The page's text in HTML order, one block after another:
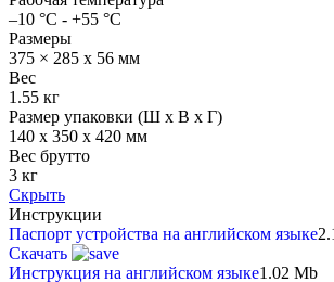
–10 °C - +55 °C
Размеры
375 × 285 x 56 мм
Вес
1.55 кг
Размер упаковки (Ш х В х Г)
140 x 350 x 420 мм
Вес брутто
3 кг
Скрыть
Инструкции
Паспорт устройства на английском языке
Скачать
Инструкция на английском языке1.02 Mb